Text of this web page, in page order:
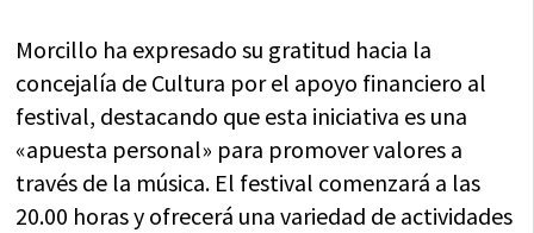
Morcillo ha expresado su gratitud hacia la
concejalía de Cultura por el apoyo financiero al
festival, destacando que esta iniciativa es una
«apuesta personal» para promover valores a
través de la música. El festival comenzará a las
20.00 horas y ofrecerá una variedad de actividades